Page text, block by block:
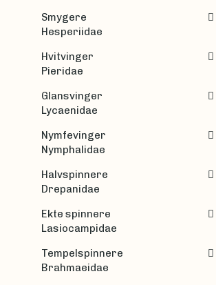
Smygere
Hesperiidae
Hvitvinger
Pieridae
Glansvinger
Lycaenidae
Nymfevinger
Nymphalidae
Halvspinnere
Drepanidae
Ekte spinnere
Lasiocampidae
Tempelspinnere
Brahmaeidae